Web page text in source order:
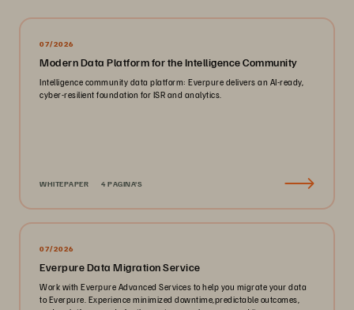
07/2026
Modern Data Platform for the Intelligence Community
Intelligence community data platform: Everpure delivers an AI-ready,
cyber-resilient foundation for ISR and analytics.
WHITEPAPER 4 PAGINA'S
07/2026
Everpure Data Migration Service
Work with Everpure Advanced Services to help you migrate your data
to Everpure. Experience minimized downtime,predictable outcomes,